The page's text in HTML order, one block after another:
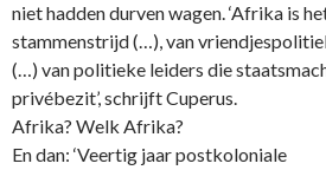
niet hadden durven wagen. ‘Afrika is
stammenstrijd (…), van
(…) van politieke leiders die
privébezit’, schrijft Cuperus.
Afrika? Welk Afrika?
En dan: ‘Veertig jaar postkoloniale